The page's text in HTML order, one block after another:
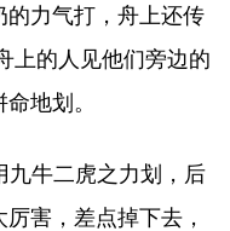
的力气打，舟上还传
上的人见他们旁边的
地划。
九牛二虎之力划，后
害，差点掉下去，